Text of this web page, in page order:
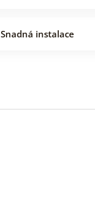
Snadná instalace